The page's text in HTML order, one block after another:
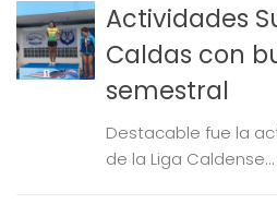
Actividades
Caldas con
semestral
Destacable fue la
de la Liga Caldense...